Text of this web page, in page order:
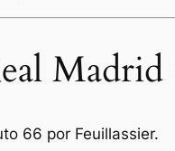
Madrid
66 por Feuillassier.